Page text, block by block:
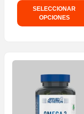
SELECCIONAR
OPCIONES
tiene
múltiples
variantes.
Las